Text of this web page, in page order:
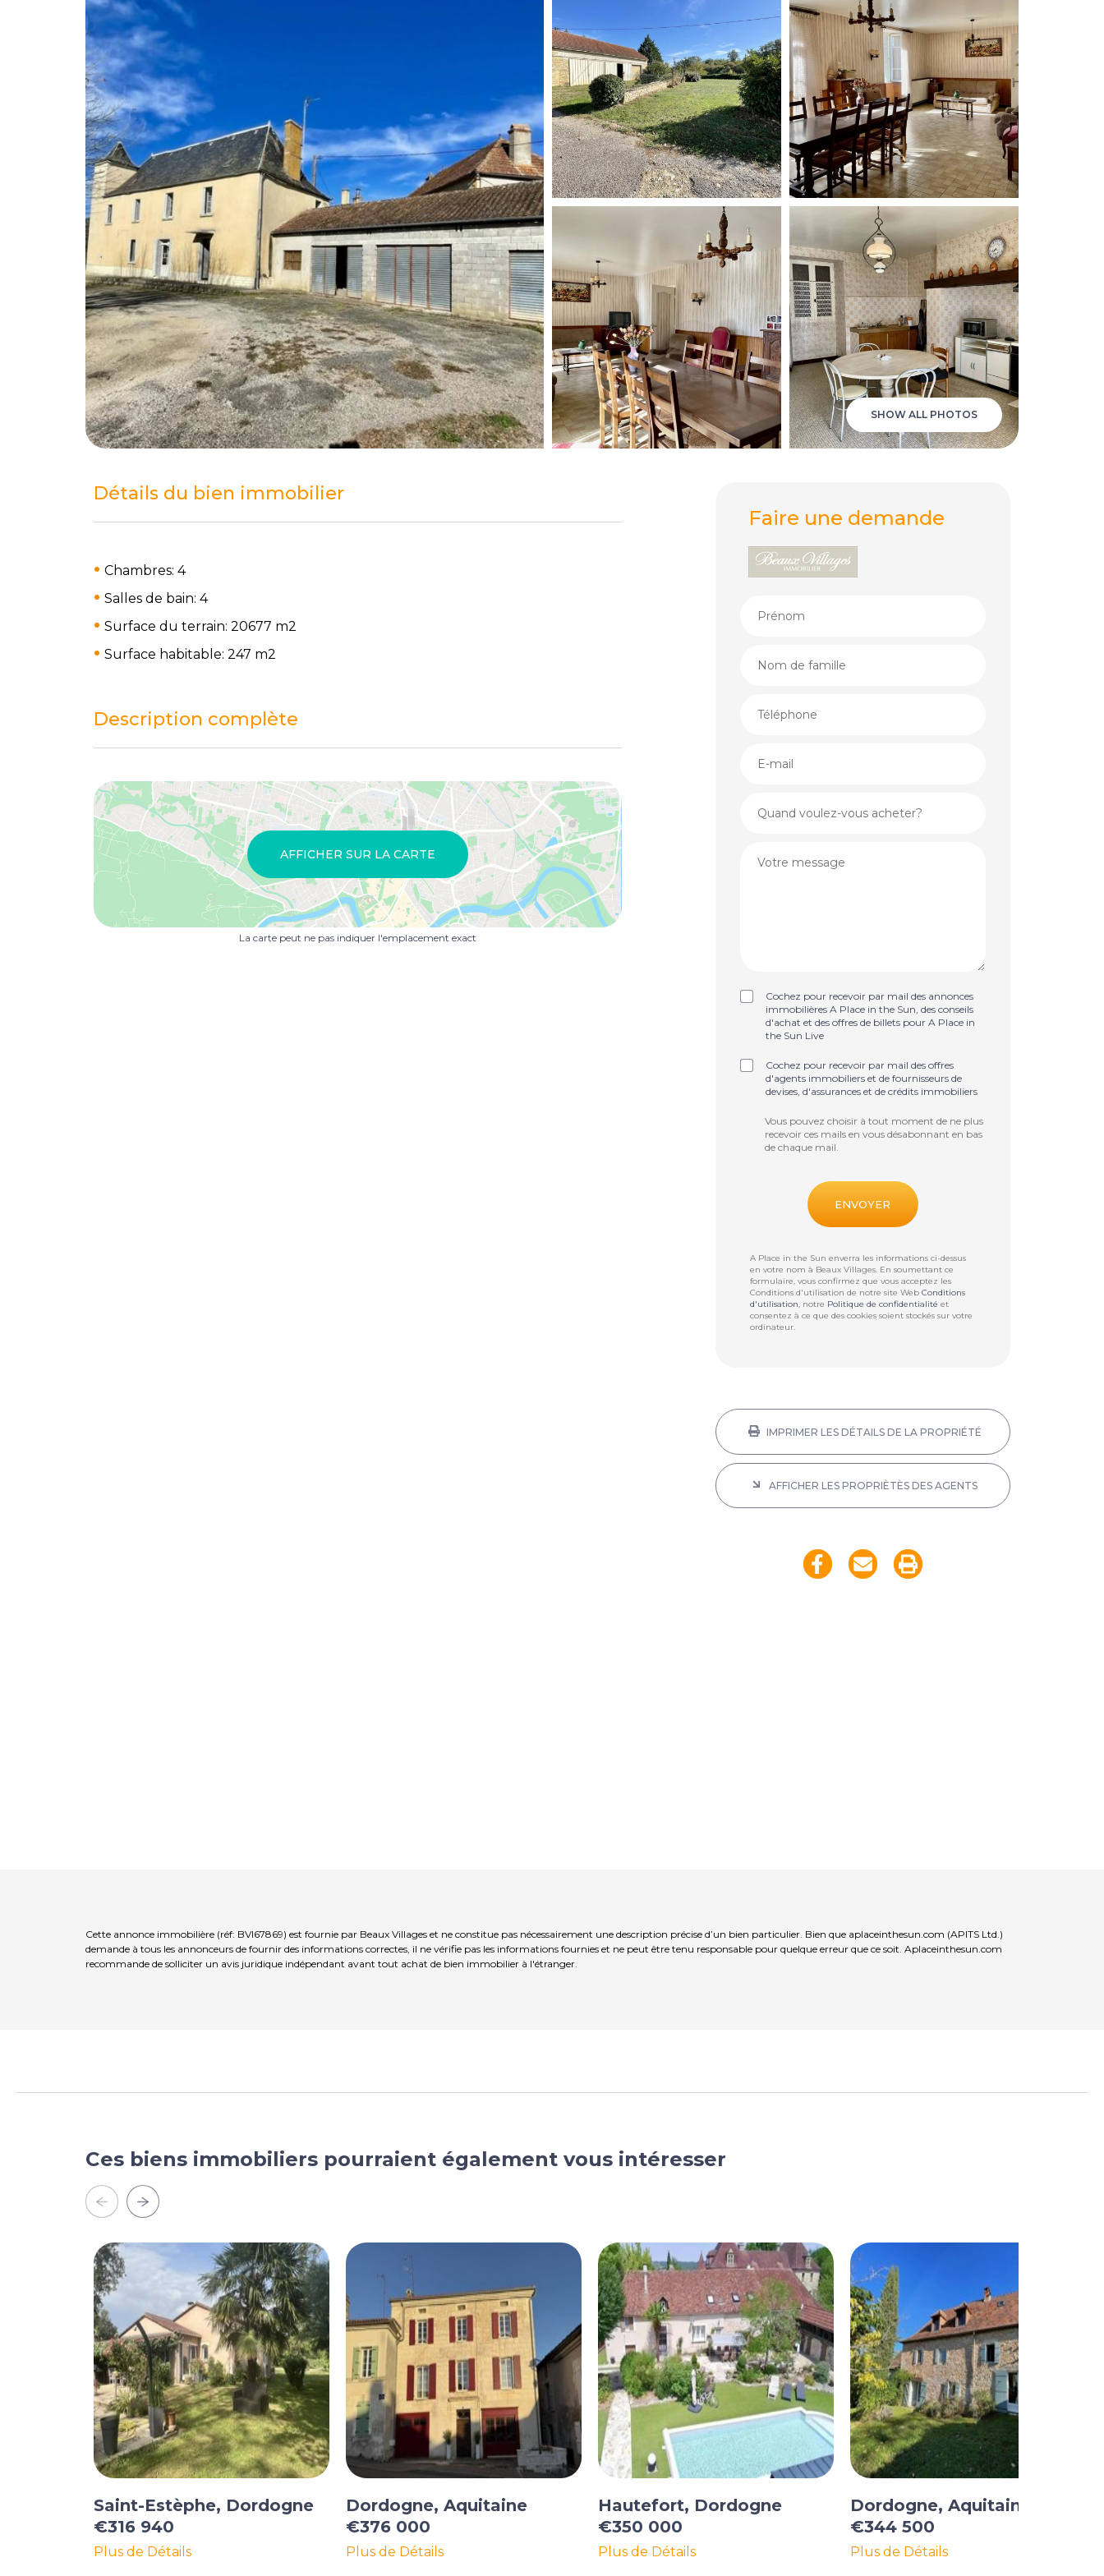
SHOW ALL PHOTOS
Détails du bien immobilier
Chambres: 4
Salles de bain: 4
Surface du terrain: 20677 m2
Surface habitable: 247 m2
Description complète
AFFICHER SUR LA CARTE
La carte peut ne pas indiquer l'emplacement exact
Faire une demande
Cochez pour recevoir par mail des annonces
immobilières A Place in the Sun, des conseils
d'achat et des offres de billets pour A Place in
the Sun Live
Cochez pour recevoir par mail des offres
d'agents immobiliers et de fournisseurs de
devises, d'assurances et de crédits immobiliers
Vous pouvez choisir à tout moment de ne plus
recevoir ces mails en vous désabonnant en bas
de chaque mail.
A Place in the Sun enverra les informations ci-dessus
en votre nom à Beaux Villages. En soumettant ce
formulaire, vous confirmez que vous acceptez les
Conditions d'utilisation de notre site WebConditions
d'utilisation, notre Politique de confidentialité et
consentez à ce que des cookies soient stockés sur votre
ordinateur.
IMPRIMER LES DÉTAILS DE LA PROPRIÉTÉ
AFFICHER LES PROPRIÈTÈS DES AGENTS
Cette annonce immobilière (réf: BVI67869) est fournie par Beaux Villages et ne constitue pas nécessairement une description précise d’un bien particulier. Bien que aplaceinthesun.com (APITS Ltd.)
demande à tous les annonceurs de fournir des informations correctes, il ne vérifie pas les informations fournies et ne peut être tenu responsable pour quelque erreur que ce soit. Aplaceinthesun.com
recommande de solliciter un avis juridique indépendant avant tout achat de bien immobilier à l'étranger.
Ces biens immobiliers pourraient également vous intéresser
Saint-Estèphe, Dordogne
€316 940
Plus de Détails
Dordogne, Aquitaine
€376 000
Plus de Détails
Hautefort, Dordogne
€350 000
Plus de Détails
Dordogne, Aquitaine
€344 500
Plus de Détails